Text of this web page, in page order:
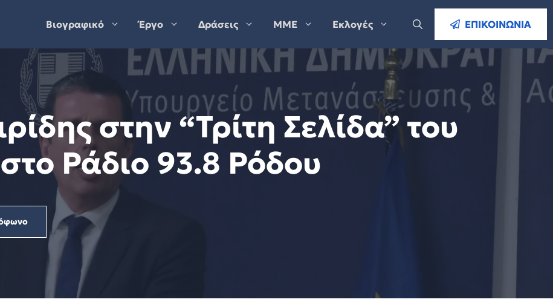
Βιογραφικό Έργο Δράσεις ΜΜΕ Εκλογές ΕΠΙΚΟΙΝΩΝΙΑ
στην “Τρίτη Σελίδα” του
Ράδιο 93.8 Ρόδου